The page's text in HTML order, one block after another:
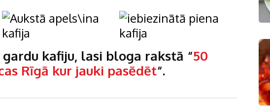
kafiju, lasi bloga rakstā “50
Rīgā kur jauki pasēdēt“.